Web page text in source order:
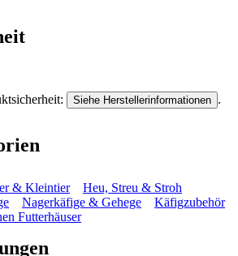
Siehe Herstellerinformationen .
& Kleintier
Heu, Streu & Stroh
Nagerkäfige & Gehege
Käfigzubehör
Futterhäuser